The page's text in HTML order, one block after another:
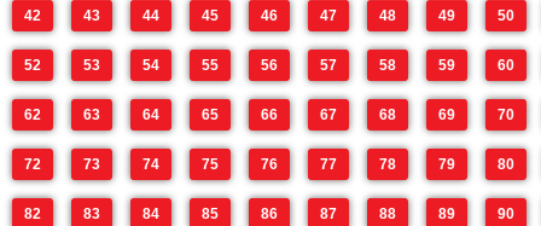
42 43 44 45 46 47 48 49 50
52 53 54 55 56 57 58 59 60
62 63 64 65 66 67 68 69 70
72 73 74 75 76 77 78 79 80
82 83 84 85 86 87 88 89 90